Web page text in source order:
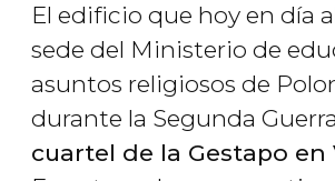
El edificio que hoy en día
sede del Ministerio de
asuntos religiosos de
durante la Segunda
cuartel de la Gestapo en